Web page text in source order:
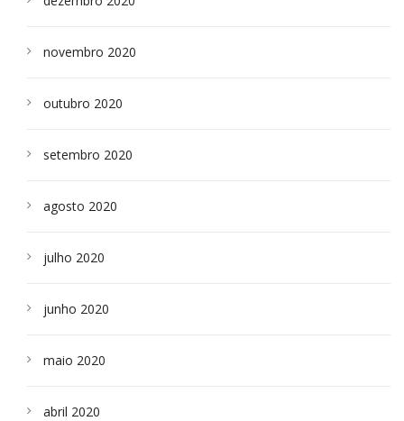
novembro 2020
outubro 2020
setembro 2020
agosto 2020
julho 2020
junho 2020
maio 2020
abril 2020